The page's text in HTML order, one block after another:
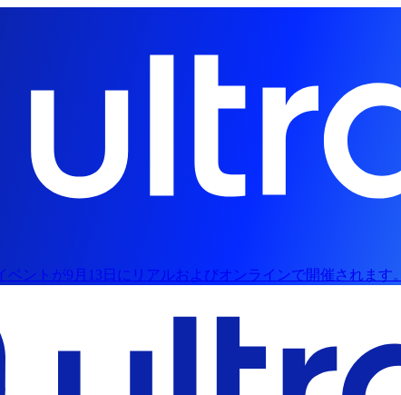
ントが9月13日にリアルおよびオンラインで開催されます。